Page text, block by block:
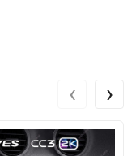
‹ ›